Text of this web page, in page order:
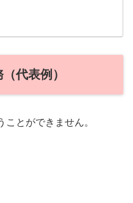
代表例）
とができません。